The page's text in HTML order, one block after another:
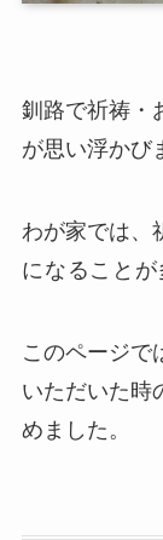
釧路で祈祷・
が思い浮かび
わが家では、
になることが
このページで
いただいた時
めました。